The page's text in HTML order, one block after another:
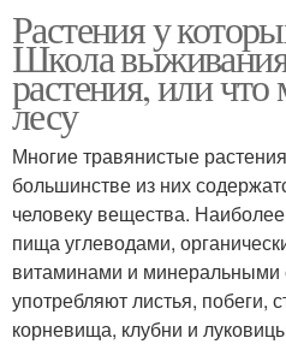
Растения у
Школа
растения, или
лесу
Многие травянистые
большинстве из них
человеку вещества.
пища углеводами,
витаминами и
употребляют листья, побеги,
корневища, клубни и